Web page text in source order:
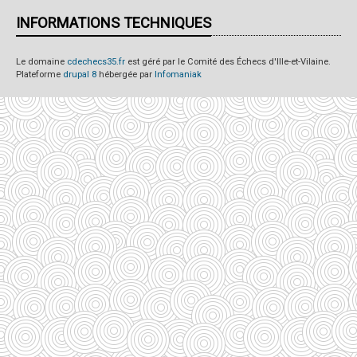
INFORMATIONS TECHNIQUES
Le domaine cdechecs35.fr est géré par le Comité des Échecs d'Ille-et-Vilaine.
Plateforme drupal 8 hébergée par Infomaniak